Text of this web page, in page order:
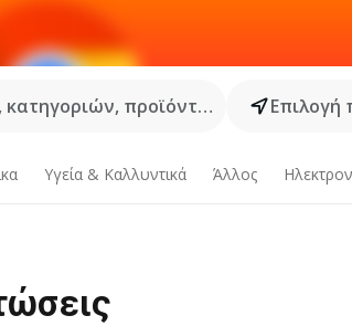
προϊόντων...
Επιλογή
Υγεία & Καλλυντικά Άλλος